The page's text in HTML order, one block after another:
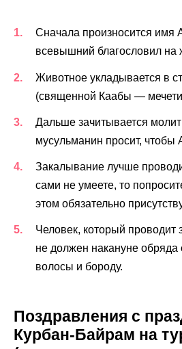
Сначала произносится имя
всевышний благословил на
Животное укладывается в
(священной Каабы —
Дальше зачитывается
мусульманин просит, чтобы
Закалывание лучше
сами не умеете, то
этом обязательно
Человек, который проводит
не должен накануне обряда
волосы и бороду.
Поздравления с
Курбан-Байрам на